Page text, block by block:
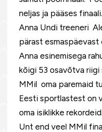
neljas ja pääses finaali.
Anna Undi treeneri
pärast esmaspäevast
Anna esinemisega
kõigi 53 osavõtva
MMil oma paremaid
Eesti sportlastest on
oma isiklikke
Unt end veel MMil